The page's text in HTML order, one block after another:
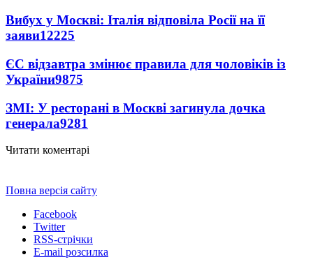
Вибух у Москві: Італія відповіла Росії на її
заяви12225
ЄС відзавтра змінює правила для чоловіків із
України9875
ЗМІ: У ресторані в Москві загинула дочка
генерала9281
Читати коментарі
Повна версія сайту
Facebook
Twitter
RSS-стрічки
E-mail розсилка